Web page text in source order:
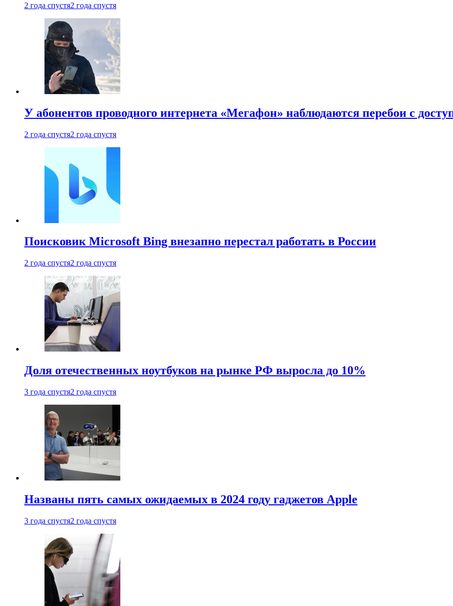
2 года спустя2 года спустя
У абонентов проводного интернета «Мегафон» наблюдаются перебои с
2 года спустя2 года спустя
Поисковик Microsoft Bing внезапно перестал работать в России
2 года спустя2 года спустя
Доля отечественных ноутбуков на рынке РФ выросла до 10%
3 года спустя2 года спустя
Названы пять самых ожидаемых в 2024 году гаджетов Apple
3 года спустя2 года спустя